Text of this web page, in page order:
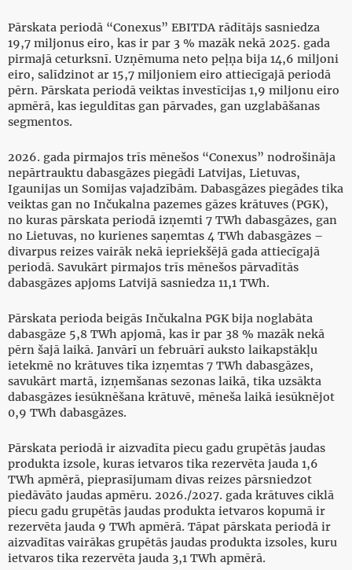
Pārskata periodā “Conexus” EBITDA rādītājs sasniedza
19,7 miljonus eiro, kas ir par 3 % mazāk nekā 2025. gada
pirmajā ceturksnī. Uzņēmuma neto peļņa bija 14,6 miljoni
eiro, salīdzinot ar 15,7 miljoniem eiro attiecīgajā periodā
pērn. Pārskata periodā veiktas investīcijas 1,9 miljonu eiro
apmērā, kas ieguldītas gan pārvades, gan uzglabāšanas
segmentos.
2026. gada pirmajos trīs mēnešos “Conexus” nodrošināja
nepārtrauktu dabasgāzes piegādi Latvijas, Lietuvas,
Igaunijas un Somijas vajadzībām. Dabasgāzes piegādes tika
veiktas gan no Inčukalna pazemes gāzes krātuves (PGK),
no kuras pārskata periodā izņemti 7 TWh dabasgāzes, gan
no Lietuvas, no kurienes saņemtas 4 TWh dabasgāzes –
divarpus reizes vairāk nekā iepriekšējā gada attiecīgajā
periodā. Savukārt pirmajos trīs mēnešos pārvadītās
dabasgāzes apjoms Latvijā sasniedza 11,1 TWh.
Pārskata perioda beigās Inčukalna PGK bija noglabāta
dabasgāze 5,8 TWh apjomā, kas ir par 38 % mazāk nekā
pērn šajā laikā. Janvārī un februārī auksto laikapstākļu
ietekmē no krātuves tika izņemtas 7 TWh dabasgāzes,
savukārt martā, izņemšanas sezonas laikā, tika uzsākta
dabasgāzes iesūknēšana krātuvē, mēneša laikā iesūknējot
0,9 TWh dabasgāzes.
Pārskata periodā ir aizvadīta piecu gadu grupētās jaudas
produkta izsole, kuras ietvaros tika rezervēta jauda 1,6
TWh apmērā, pieprasījumam divas reizes pārsniedzot
piedāvāto jaudas apmēru. 2026./2027. gada krātuves ciklā
piecu gadu grupētās jaudas produkta ietvaros kopumā ir
rezervēta jauda 9 TWh apmērā. Tāpat pārskata periodā ir
aizvadītas vairākas grupētās jaudas produkta izsoles, kuru
ietvaros tika rezervēta jauda 3,1 TWh apmērā.